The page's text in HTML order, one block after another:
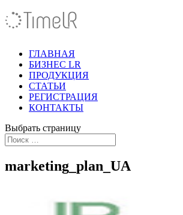
ГЛАВНАЯ
БИЗНЕС LR
ПРОДУКЦИЯ
СТАТЬИ
РЕГИСТРАЦИЯ
КОНТАКТЫ
Выбрать страницу
marketing_plan_UA